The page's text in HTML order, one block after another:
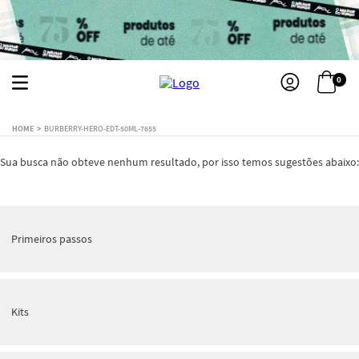
0
BURBERRY-HERO-EDT-50ML-7655
Sua busca não obteve nenhum resultado, por isso temos sugestões abaixo:
Primeiros passos
Kits